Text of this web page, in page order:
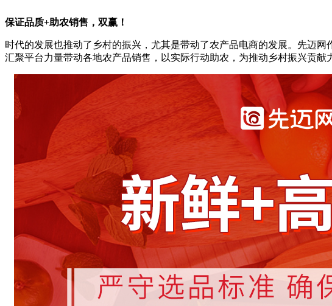
保证品质+助农销售，双赢！
时代的发展也推动了乡村的振兴，尤其是带动了农产品电商的发展。先迈网
汇聚平台力量带动各地农产品销售，以实际行动助农，为推动乡村振兴贡献